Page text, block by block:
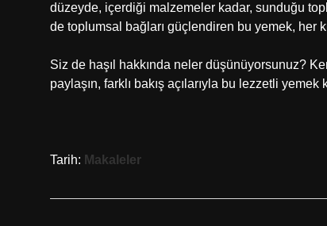
düzeyde, içerdiği malzemeler kadar, sunduğu
de toplumsal bağları güçlendiren bu yemek, her
Siz de haşıl hakkında neler düşünüyorsunuz?
paylaşın, farklı bakış açılarıyla bu lezzetli
Tarih: Makaleler